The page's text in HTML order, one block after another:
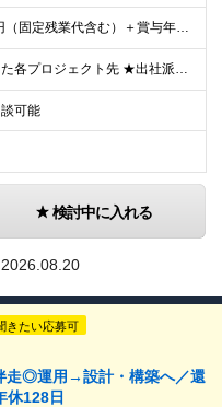
◇月給25～35万円（固定残業代含む）＋賞与年1回＋各種手当◇ ※固定残業代は、時間外労働の有無に関わらず月30時間分(月47,450円～)を支給 ※上記を超える時間外労働分は追加で支給 ※経験・ス
★大阪を中心とした各プロジェクト先 ★出社派も大歓迎！駅チカオフィスで通勤ラクラク◎ ★会社都合の転勤なし！ ■大阪本社 大阪府大阪市北区西天満5丁目16-3 西天満ファイブビル 606
可能
検討中に入れる
2026.08.20
きたい応募可
走◎運用→設計・構築へ／還
休128日